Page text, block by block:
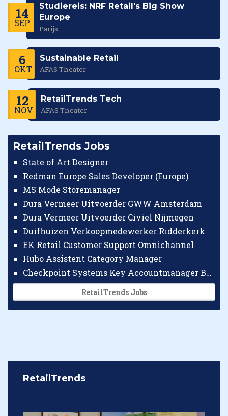
14
SEP
Studiereis: NRF Retail's Big Show
Europe
Parijs
6
OKT
Sustainable Retail
AFAS Theater
12
NOV
RetailTrends Tech
AFAS Theater
RetailTrends Jobs
State of Art Designer
Redman Europe Sales Developer (Europe)
MS Mode Storemanager
Dura Vermeer Uitvoerder GWW Amsterdam
Dura Vermeer Uitvoerder Civiel Nijmegen
Duifhuizen Verkoopmedewerker Ridderkerk
EK Retail Customer Support Omnichannel
Hubo Assistent Category Manager
Checkpoint Systems Key Accountmanager Benelux
RetailTrends Jobs
RetailTrends